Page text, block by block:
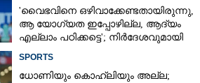
'വൈഭവിനെ ഒഴിവാക്കേണ്ടതായിരുന്നു,​
ആ യോഗ്യത ഇപ്പോഴില്ല, ആദ്യം
എല്ലാം പഠിക്കട്ടെ'; നിർദേശവുമായി
SPORTS
ധോണിയും കൊഹ്‌ലിയും അല്ല;